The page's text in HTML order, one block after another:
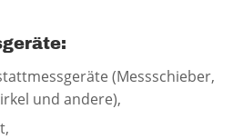
(Messschieber,
und andere),